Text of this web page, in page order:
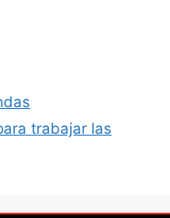
trabajar las